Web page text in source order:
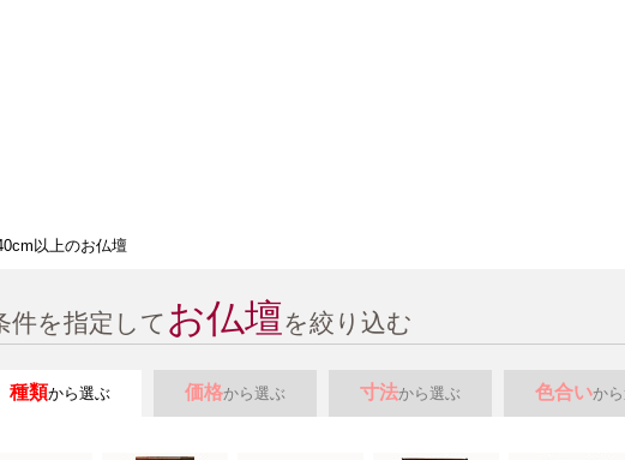
件を指定して お仏壇を絞り込む
種類から選ぶ 価格から選ぶ 寸法から選ぶ 色合いか